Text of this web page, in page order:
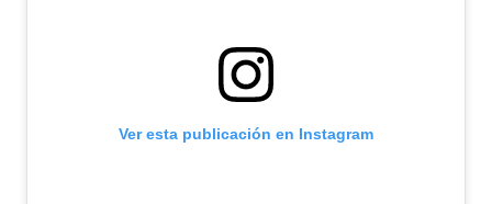
Ver esta publicación en Instagram